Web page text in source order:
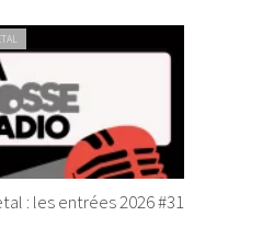
: les entrées 2026 #31